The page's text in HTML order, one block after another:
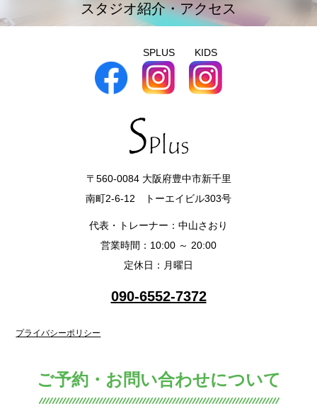
スタジオ紹介・アクセス
SPLUS KIDS
〒560-0084 大阪府豊中市新千里
南町2-6-12 トーエイビル303号
代表・トレーナー：中山さおり
営業時間：10:00 ～ 20:00
定休日：月曜日
090-6552-7372
プライバシーポリシー
ご予約・お問い合わせについて